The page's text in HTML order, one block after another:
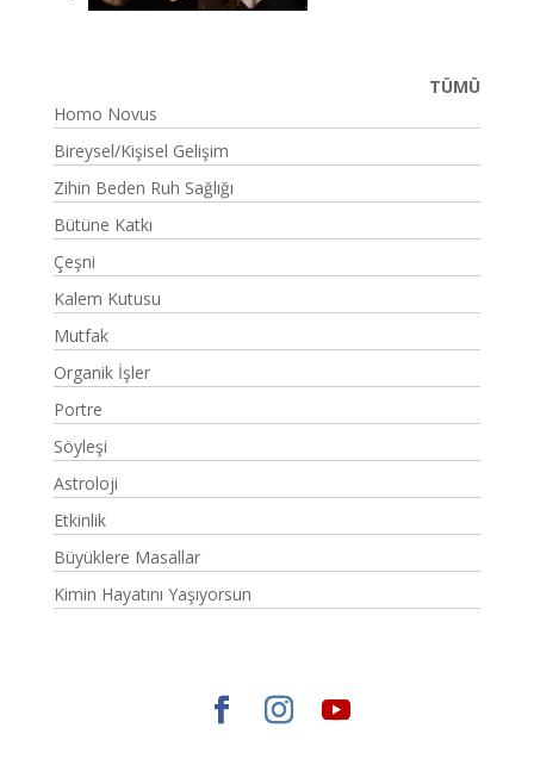
TÜMÜ
Homo Novus
Bireysel/Kişisel Gelişim
Zihin Beden Ruh Sağlığı
Bütüne Katkı
Çeşni
Kalem Kutusu
Mutfak
Organik İşler
Portre
Söyleşi
Astroloji
Etkinlik
Büyüklere Masallar
Kimin Hayatını Yaşıyorsun